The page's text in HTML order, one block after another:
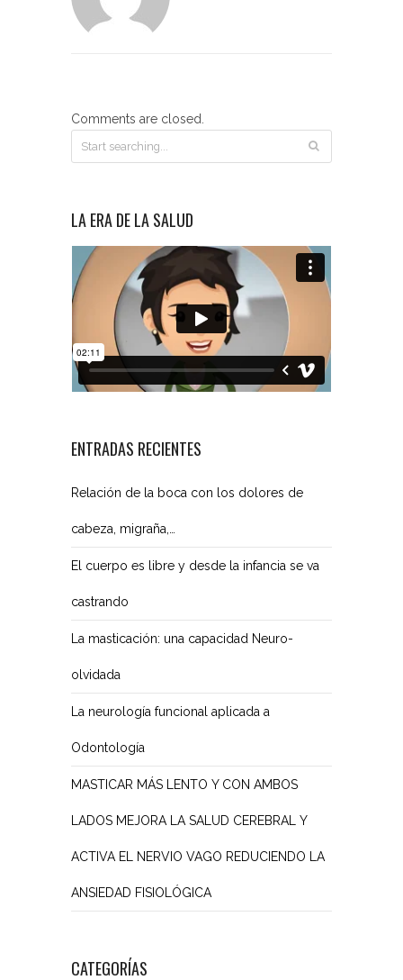
Comments are closed.
LA ERA DE LA SALUD
ENTRADAS RECIENTES
Relación de la boca con los dolores de
cabeza, migraña,…
El cuerpo es libre y desde la infancia se va
castrando
La masticación: una capacidad Neuro-
olvidada
La neurología funcional aplicada a
Odontología
MASTICAR MÁS LENTO Y CON AMBOS
LADOS MEJORA LA SALUD CEREBRAL Y
ACTIVA EL NERVIO VAGO REDUCIENDO LA
ANSIEDAD FISIOLÓGICA
CATEGORÍAS